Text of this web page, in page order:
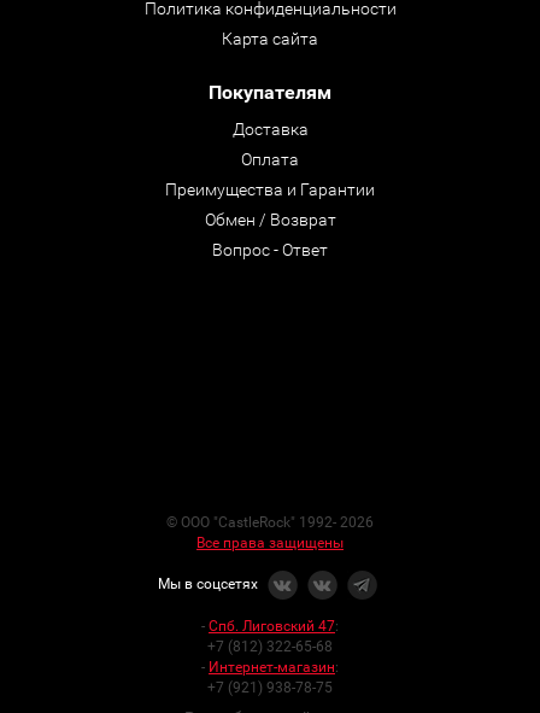
Политика конфиденциальности
Карта сайта
Покупателям
Доставка
Оплата
Преимущества и Гарантии
Обмен / Возврат
Вопрос - Ответ
© ООО "CastleRock" 1992- 2026
Все права защищены
Мы в соцсетях
- Спб. Лиговский 47:
+7 (812) 322-65-68
- Интернет-магазин:
+7 (921) 938-78-75